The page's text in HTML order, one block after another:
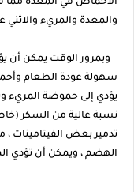
الأحماض في المعدة مما
والمعدة والمريء والاثني
وبمرور الوقت يمكن أن
سهولة عودة الطعام
يؤدي إلى حموضة المريء
نسبة عالية من السكر
تدمير بعض الفيتامينات
الهضم ، ويمكن أن تؤدي